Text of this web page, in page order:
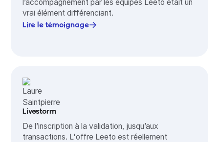
l’accompagnement par les équipes Leeto était un
vrai élément différenciant.
Lire le témoignage
Livestorm
De l’inscription à la validation, jusqu’aux
transactions. L'offre Leeto est réellement